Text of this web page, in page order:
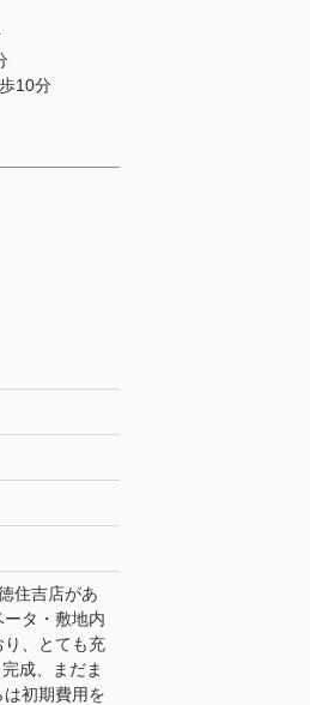
10分
住吉店があ
ータ・敷地内
り、とても充
成、まだま
初期費用を